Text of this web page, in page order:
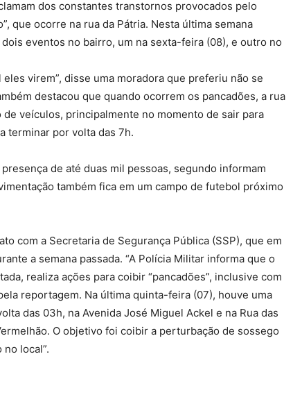
dos constantes transtornos provocados pelo
que ocorre na rua da Pátria. Nesta última semana
eventos no bairro, um na sexta-feira (08), e outro no
virem”, disse uma moradora que preferiu não se
destacou que quando ocorrem os pancadões, a rua
veículos, principalmente no momento de sair para
terminar por volta das 7h.
presença de até duas mil pessoas, segundo informam
também fica em um campo de futebol próximo
com a Secretaria de Segurança Pública (SSP), que em
a semana passada. “A Polícia Militar informa que o
realiza ações para coibir “pancadões”, inclusive com
reportagem. Na última quinta-feira (07), houve uma
das 03h, na Avenida José Miguel Ackel e na Rua das
O objetivo foi coibir a perturbação de sossego
local”.